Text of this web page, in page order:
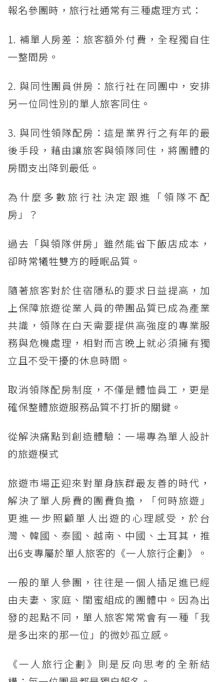
報名參團時，旅行社通常有三種處理方式：
1. 補單人房差：旅客額外付費，全程獨自住
一整間房。
2. 與同性團員併房：旅行社在同團中，安排
另一位同性別的單人旅客同住。
3. 與同性領隊配房：這是業界行之有年的最
後手段，藉由讓旅客與領隊同住，將團體的
房間支出降到最低。
為什麼多數旅行社決定跟進「領隊不配
房」？
過去「與領隊併房」雖然能省下飯店成本，
卻時常犧牲雙方的睡眠品質。
隨著旅客對於住宿隱私的要求日益提高，加
上保障旅遊從業人員的帶團品質已成為產業
共識，領隊在白天需要提供高強度的專業服
務與危機處理，相對而言晚上就必須擁有獨
立且不受干擾的休息時間。
取消領隊配房制度，不僅是體恤員工，更是
確保整體旅遊服務品質不打折的關鍵。
從解決痛點到創造體驗：一場專為單人設計
的旅遊模式
旅遊市場正迎來對單身族群最友善的時代，
解決了單人房費的團費負擔，「何時旅遊」
更進一步照顧單人出遊的心理感受，於台
灣、韓國、泰國、越南、中國、土耳其，推
出6支專屬於單人旅客的《一人旅行企劃》。
一般的單人參團，往往是一個人插足進已經
由夫妻、家庭、閨蜜組成的團體中。因為出
發的起點不同，單人旅客常常會有一種「我
是多出來的那一位」的微妙孤立感。
《一人旅行企劃》則是反向思考的全新結